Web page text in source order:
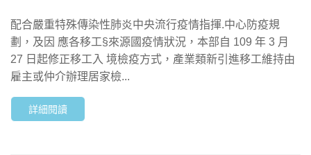
配合嚴重特殊傳染性肺炎中央流行疫情指揮.中心防疫規
劃，及因 應各移工§來源國疫情狀況，本部自 109 年 3 月
27 日起修正移工入 境檢疫方式，產業類新引進移工維持由
雇主或仲介辦理居家檢...
詳細閱讀